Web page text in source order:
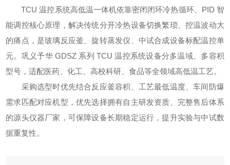
TCU 温控系统高低温一体机依靠密闭闭环冷热循环、PID 智
能调控核心原理，解决传统分开冷热设备切换繁琐、控温波动大
的痛点，是玻璃反应釜、旋转蒸发仪、中试合成设备标配温控单
元。巩义予华 GDSZ 系列 TCU 温控系统设备分多温域、多容积
型号，适配医药、化工、高校科研、食品等全领域高低温工艺。
采购选型时优先结合反应釜容积、工艺最低温度、车间防爆
需求匹配对应机型，优先选择拥有自主研发资质、完整售后体系
的源头仪器厂家，可保障设备长期稳定运行，提升实验与中试数
据重复性。